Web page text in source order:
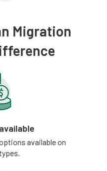
Migration
available on